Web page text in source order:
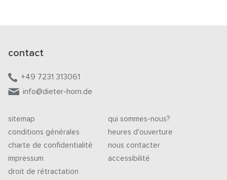
contact
+49 7231 313061
info@dieter-horn.de
sitemap
conditions générales
charte de confidentialité
impressum
droit de rétractation
qui sommes-nous?
heures d'ouverture
nous contacter
accessibilité